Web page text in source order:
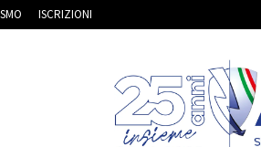
ISCRIZIONI